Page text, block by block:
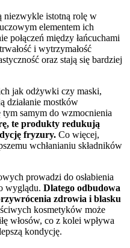
niezwykle istotną rolę w
elementem ich
połączeń między łańcuchami
i wytrzymałość
oraz stają się bardziej
jak odżywki czy maski,
działanie mostków
samym do wzmocnienia
te produkty redukują
fryzury. Co więcej,
wchłanianiu składników
prowadzi do osłabienia
wyglądu. Dlatego odbudowa
zdrowia i blasku
kosmetyków może
włosów, co z kolei wpływa
kondycję.